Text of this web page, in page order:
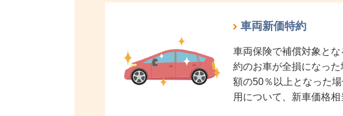
車両新価特約
車両保険で補償対象と
約のお車が全損になっ
額の50％以上となった
用について、新車価格